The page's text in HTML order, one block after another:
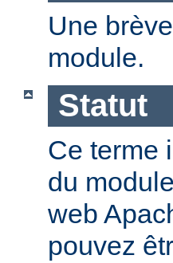
Une
module.
Statut
Ce terme
du
web
pouvez